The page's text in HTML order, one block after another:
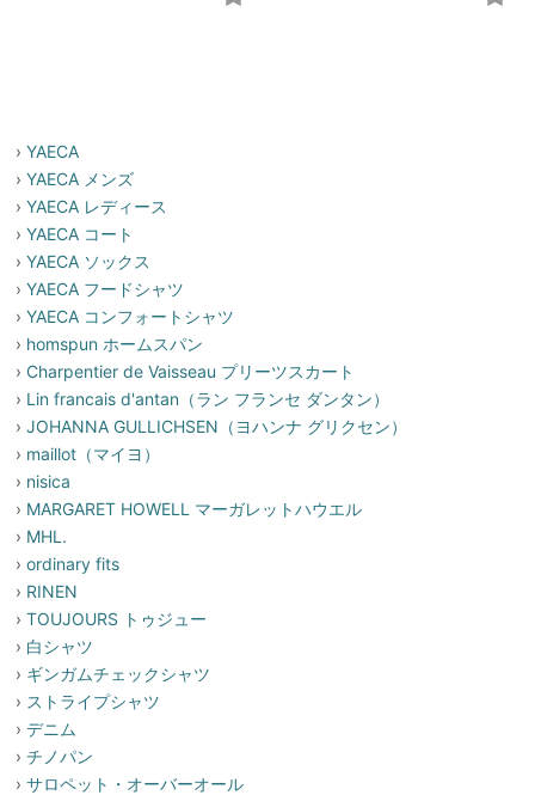
›YAECA
›YAECA メンズ
›YAECA レディース
›YAECA コート
›YAECA ソックス
›YAECA フードシャツ
›YAECA コンフォートシャツ
› homspun ホームスパン
› Charpentier de Vaisseau プリーツスカート
› Lin francais d'antan（ラン フランセ ダンタン）
›JOHANNA GULLICHSEN（ヨハンナ グリクセン）
› maillot（マイヨ）
› nisica
› MARGARET HOWELL マーガレットハウエル
› MHL.
›ordinary fits
› RINEN
›TOUJOURS トゥジュー
› 白シャツ
› ギンガムチェックシャツ
› ストライプシャツ
›デニム
›チノパン
›サロペット・オーバーオール